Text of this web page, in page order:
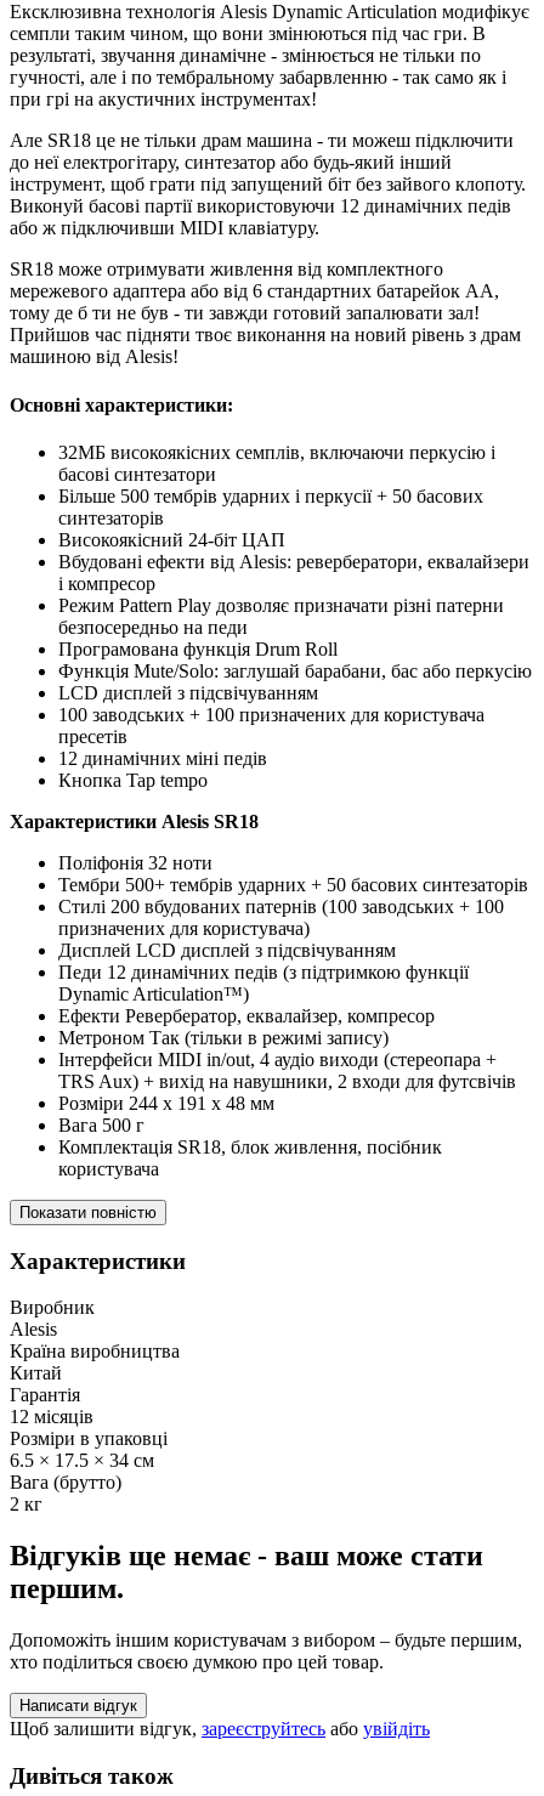
Ексклюзивна технологія Alesis Dynamic Articulation модифікує
семпли таким чином, що вони змінюються під час гри. В
результаті, звучання динамічне - змінюється не тільки по
гучності, але і по тембральному забарвленню - так само як і
при грі на акустичних інструментах!
Але SR18 це не тільки драм машина - ти можеш підключити
до неї електрогітару, синтезатор або будь-який інший
інструмент, щоб грати під запущений біт без зайвого клопоту.
Виконуй басові партії використовуючи 12 динамічних педів
або ж підключивши MIDI клавіатуру.
SR18 може отримувати живлення від комплектного
мережевого адаптера або від 6 стандартних батарейок АА,
тому де б ти не був - ти завжди готовий запалювати зал!
Прийшов час підняти твоє виконання на новий рівень з драм
машиною від Alesis!
Основні характеристики:
32МБ високоякісних семплів, включаючи перкусію і
басові синтезатори
Більше 500 тембрів ударних і перкусії + 50 басових
синтезаторів
Високоякісний 24-біт ЦАП
Вбудовані ефекти від Alesis: ревербератори, еквалайзери
і компресор
Режим Pattern Play дозволяє призначати різні патерни
безпосередньо на педи
Програмована функція Drum Roll
Функція Mute/Solo: заглушай барабани, бас або перкусію
LCD дисплей з підсвічуванням
100 заводських + 100 призначених для користувача
пресетів
12 динамічних міні педів
Кнопка Tap tempo
Характеристики Alesis SR18
Поліфонія 32 ноти
Тембри 500+ тембрів ударних + 50 басових синтезаторів
Стилі 200 вбудованих патернів (100 заводських + 100
призначених для користувача)
Дисплей LCD дисплей з підсвічуванням
Педи 12 динамічних педів (з підтримкою функції
Dynamic Articulation™)
Ефекти Ревербератор, еквалайзер, компресор
Метроном Так (тільки в режимі запису)
Інтерфейси MIDI in/out, 4 аудіо виходи (стереопара +
TRS Aux) + вихід на навушники, 2 входи для футсвічів
Розміри 244 х 191 х 48 мм
Вага 500 г
Комплектація SR18, блок живлення, посібник
користувача
Показати повністю
Характеристики
Виробник
Alesis
Країна виробництва
Китай
Гарантія
12 місяців
Розміри в упаковці
6.5 × 17.5 × 34 см
Вага (брутто)
2 кг
Відгуків ще немає - ваш може стати
першим.
Допоможіть іншим користувачам з вибором – будьте першим,
хто поділиться своєю думкою про цей товар.
Написати відгук
Щоб залишити відгук, зареєструйтесь або увійдіть
Дивіться також